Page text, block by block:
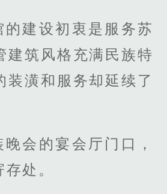
的建设初衷是服务苏
建筑风格充满民族特
装潢和服务却延续了
会的宴会厅门口，
处。